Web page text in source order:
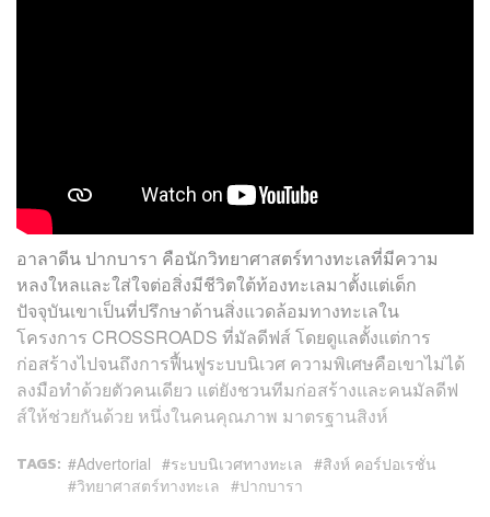
อาลาดีน ปากบารา คือนักวิทยาศาสตร์ทางทะเลที่มีความ
หลงใหลและใส่ใจต่อสิ่งมีชีวิตใต้ท้องทะเลมาตั้งแต่เด็ก
ปัจจุบันเขาเป็นที่ปรึกษาด้านสิ่งแวดล้อมทางทะเลใน
โครงการ CROSSROADS ที่มัลดีฟส์ โดยดูแลตั้งแต่การ
ก่อสร้างไปจนถึงการฟื้นฟูระบบนิเวศ ความพิเศษคือเขาไม่ได้
ลงมือทำด้วยตัวคนเดียว แต่ยังชวนทีมก่อสร้างและคนมัลดีฟ
ส์ให้ช่วยกันด้วย หนึ่งในคนคุณภาพ มาตรฐานสิงห์
TAGS: Advertorial ระบบนิเวศทางทะเล
สิงห์ คอร์ปอเรชั่น
วิทยาศาสตร์ทางทะเล
ปากบารา